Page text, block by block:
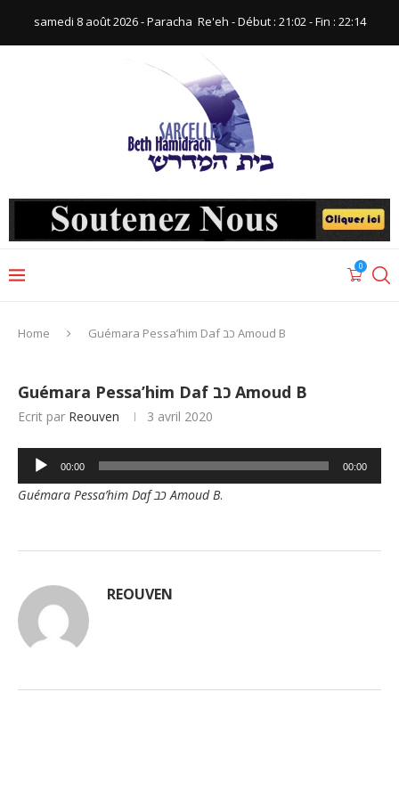
samedi 8 août 2026 - Paracha ‪ Re'eh‬ - Début : 21:02‬ - Fin : ‪22:14‬
0
Home Guémara Pessa’him Daf כב Amoud B
Guémara Pessa’him Daf כב Amoud B
Ecrit par Reouven 3 avril 2020
Lecteur
audio
00:00 00:00
Guémara Pessa’him Daf כב Amoud B.
REOUVEN